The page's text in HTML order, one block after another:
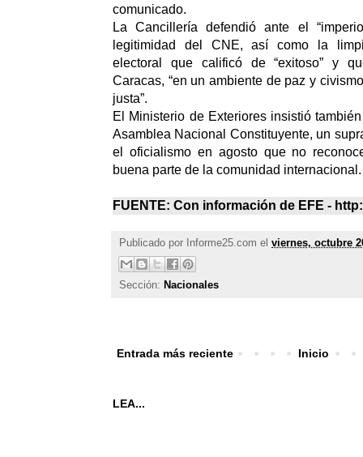
comunicado.
La Cancillería defendió ante el
legitimidad del CNE, así como la
electoral que calificó de “exitoso” y
Caracas, “en un ambiente de paz y
justa”.
El Ministerio de Exteriores insistió
Asamblea Nacional Constituyente, un
el oficialismo en agosto que no
buena parte de la comunidad internacional.
FUENTE: Con información de EFE -
Publicado por Informe25.com el viernes, octubre
Sección: Nacionales
Entrada más reciente Inicio
LEA...